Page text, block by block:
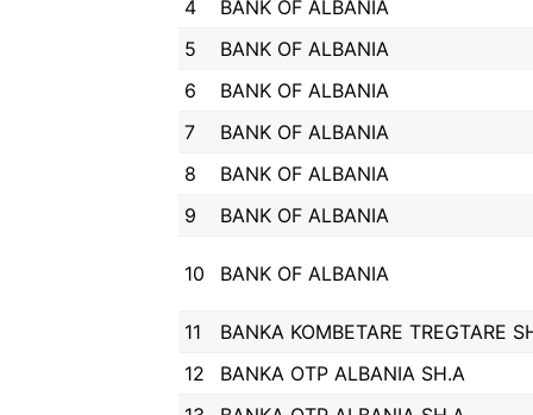
4
BANK OF ALBANIA
5
BANK OF ALBANIA
6
BANK OF ALBANIA
7
BANK OF ALBANIA
8
BANK OF ALBANIA
9
BANK OF ALBANIA
10 BANK OF ALBANIA
11
BANKA KOMBETARE TREGTARE
12
BANKA OTP ALBANIA SH.A